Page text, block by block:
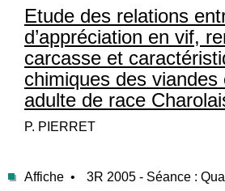
Etude des relations
d’appréciation en vif,
carcasse et
chimiques des
adulte de race
P. PIERRET
Affiche • 3R 2005 - Séance :